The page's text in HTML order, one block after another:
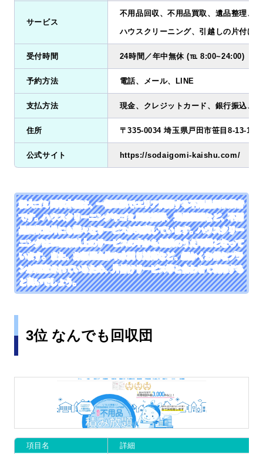
サービス
不用品回収、不用品買取、遺品整理、
ハウスクリーニング、引越しの片付け
受付時間 24時間／年中無休 (℡ 8:00~24:00)
予約方法 電話、メール、LINE
支払方法 現金、クレジットカード、銀行振込、
住所 〒335-0034 埼玉県戸田市笹目8-13-15
公式サイト https://sodaigomi-kaishu.com/
粗大ゴミ回収本舗は、一都三県でエリア展開する不用品回収業者
です。ハウスクリーニングやゴミ屋敷清掃、遺品整理など、不用
品回収意外にも様々なサービスが充実しています。ハウスクリー
ニングは10種類以上のサービスの中から相談のうえ可能となって
います。また、お部屋全体や水回り対応など、細かくお得なプラ
ンが用意されているため、片付けサービス等と合わせて利用する
と良いでしょう。
3位 なんでも回収団
項目名 詳細